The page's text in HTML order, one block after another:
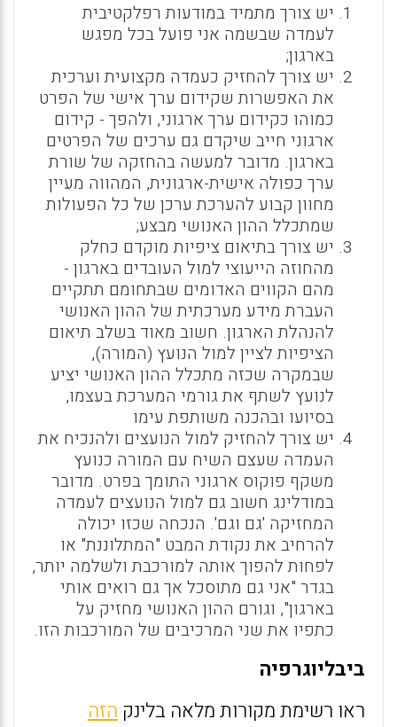
יש צורך מתמיד במודעות רפלקטיבית
לעמדה שבשמה אני פועל בכל מפגש
בארגון;
יש צורך להחזיק כעמדה מקצועית וערכית
את האפשרות שקידום ערך אישי של הפרט
כמוהו כקידום ערך ארגוני, ולהפך - קידום
ארגוני חייב שיקדם גם ערכים של הפרטים
בארגון. מדובר למעשה בהחזקה של שורת
ערך כפולה אישית-ארגונית, המהווה מעיין
מחוון קבוע להערכת ערכן של כל הפעולות
שמתכלל ההון האנושי מבצע;
יש צורך בתיאום ציפיות מוקדם כחלק
מהחוזה הייעוצי למול העובדים בארגון -
מהם הקווים האדומים שבתחומם תתקיים
העברת מידע מערכתית של ההון האנושי
להנהלת הארגון. חשוב מאוד בשלב תיאום
הציפיות לציין למול הנועץ (המורה),
שבמקרה שכזה מתכלל ההון האנושי יציע
לנועץ לשתף את גורמי המערכת בעצמו,
בסיועו ובהכנה משותפת עימו
יש צורך להחזיק למול הנועצים ולהנכיח את
העמדה שעצם השיח עם המורה כנועץ
משקף פוקוס ארגוני התומך בפרט. מדובר
במודלינג חשוב גם למול הנועצים לעמדה
המחזיקה 'גם וגם'. הנכחה שכזו יכולה
להרחיב את נקודת המבט "המתלוננת" או
לפחות להפוך אותה למורכבת ולשלמה יותר,
בגדר "אני גם מתוסכל אך גם רואים אותי
בארגון", וגורם ההון האנושי מחזיק על
כתפיו את שני המרכיבים של המורכבות הזו.
ביבליוגרפיה
ראו רשימת מקורות מלאה בלינק הזה